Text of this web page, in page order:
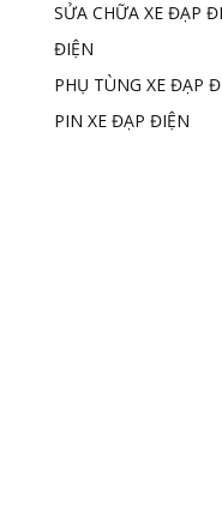
SỬA CHỮA XE ĐẠP
ĐIỆN
PHỤ TÙNG XE ĐẠP
PIN XE ĐẠP ĐIỆN